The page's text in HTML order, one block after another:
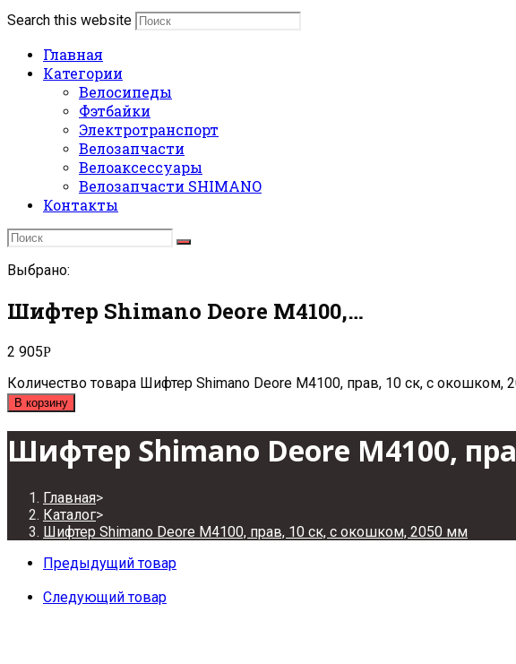
Search this website
Главная
Категории
Велосипеды
Фэтбайки
Электротранспорт
Велозапчасти
Велоаксессуары
Велозапчасти SHIMANO
Контакты
Выбрано:
Шифтер Shimano Deore M4100,…
2 905Р
Количество товара Шифтер Shimano Deore M4100, прав, 10 ск, с окошком,
В корзину
Шифтер Shimano Deore M4100,
Главная>
Каталог>
Шифтер Shimano Deore M4100, прав, 10 ск, с окошком, 2050 мм
Предыдущий товар
Следующий товар